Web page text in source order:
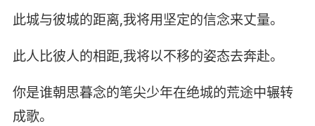
此城与彼城的距离,我将用坚定的信念来丈量。
此人比彼人的相距,我将以不移的姿态去奔赴。
你是谁朝思暮念的笔尖少年在绝城的荒途中辗转
成歌。